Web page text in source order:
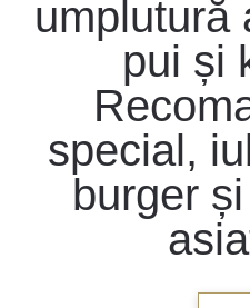
umplutură
pui și
special,
burger